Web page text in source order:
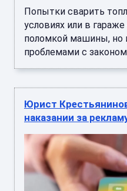
Попытки сварить
условиях или в
поломкой машины, но
проблемами с
Юрист
наказании за